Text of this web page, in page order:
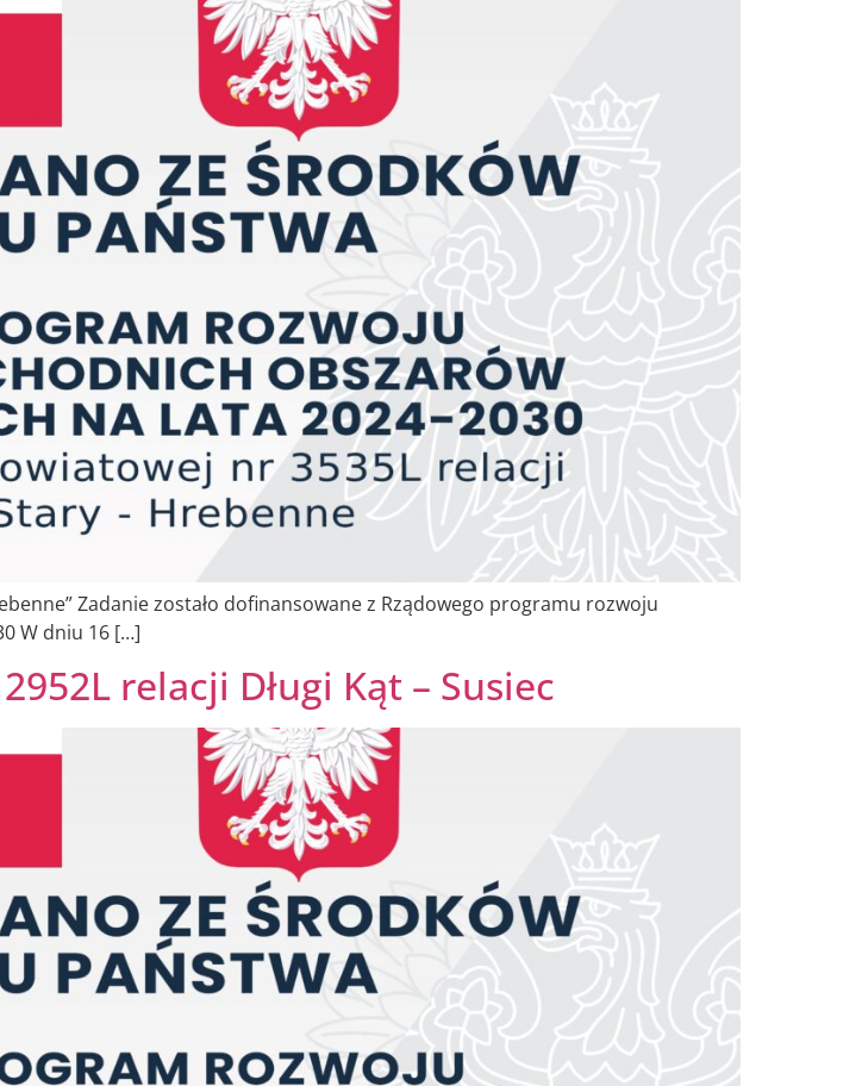
Zadanie zostało dofinansowane z Rządowego programu rozwoju
W dniu 16 […]
relacji Długi Kąt – Susiec